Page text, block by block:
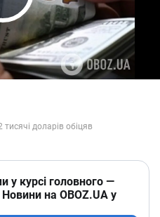
Video
у курсі головного —
на OBOZ.UA у